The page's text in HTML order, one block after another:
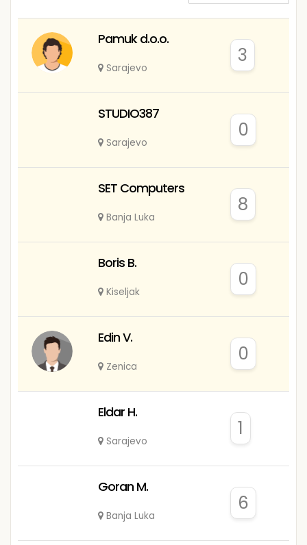
Pamuk d.o.o.
Sarajevo
3
STUDIO387
Sarajevo
0
SET Computers
Banja Luka
8
Boris B.
Kiseljak
0
Edin V.
Zenica
0
Eldar H.
Sarajevo
1
Goran M.
Banja Luka
6